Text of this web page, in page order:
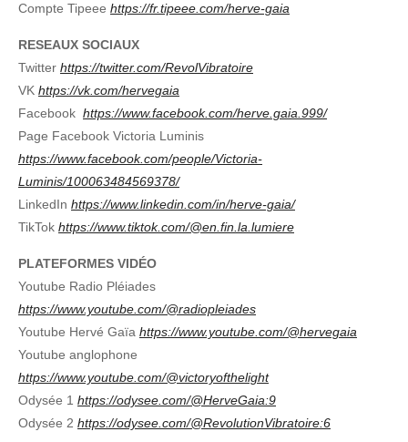
Compte Tipeee https://fr.tipeee.com/herve-gaia
RESEAUX SOCIAUX
Twitter https://twitter.com/RevolVibratoire
VK https://vk.com/hervegaia
Facebook https://www.facebook.com/herve.gaia.999/
Page Facebook Victoria Luminis
https://www.facebook.com/people/Victoria-
Luminis/100063484569378/
LinkedIn https://www.linkedin.com/in/herve-gaia/
TikTok https://www.tiktok.com/@en.fin.la.lumiere
PLATEFORMES VIDÉO
Youtube Radio Pléiades
https://www.youtube.com/@radiopleiades
Youtube Hervé Gaïa https://www.youtube.com/@hervegaia
Youtube anglophone
https://www.youtube.com/@victoryofthelight
Odysée 1 https://odysee.com/@HerveGaia:9
Odysée 2 https://odysee.com/@RevolutionVibratoire:6